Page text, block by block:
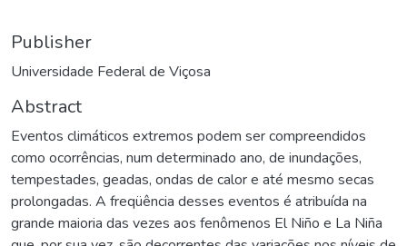
Publisher
Universidade Federal de Viçosa
Abstract
Eventos climáticos extremos podem ser compreendidos
como ocorrências, num determinado ano, de inundações,
tempestades, geadas, ondas de calor e até mesmo secas
prolongadas. A freqüência desses eventos é atribuída na
grande maioria das vezes aos fenômenos El Niño e La Niña